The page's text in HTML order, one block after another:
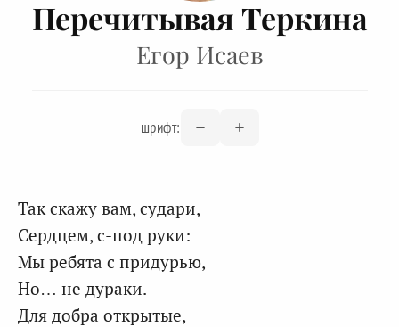
Перечитывая Теркина
Егор Исаев
шрифт:
Так скажу вам, судари,
Сердцем, с-под руки:
Мы ребята с придурью,
Но… не дураки.
Для добра открытые,